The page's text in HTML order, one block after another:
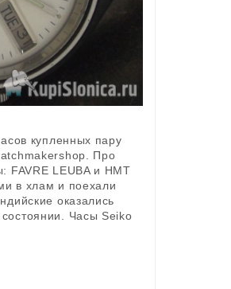
купленных пару
Про
FAVRE LEUBA и HMT
в хлам и поехали
оказались
Часы Seiko